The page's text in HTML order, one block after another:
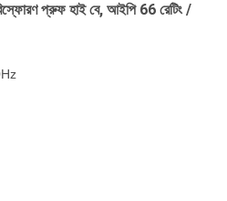
প্রুফ হাই বে, আইপি 66 রেটিং /